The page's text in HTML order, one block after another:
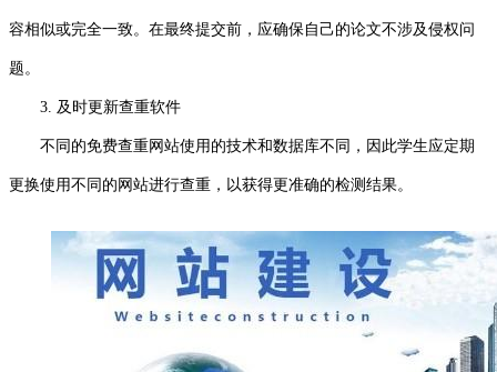
容相似或完全一致。在最终提交前，应确保自己的论文不涉及侵权问
题。
3. 及时更新查重软件
不同的免费查重网站使用的技术和数据库不同，因此学生应定期
更换使用不同的网站进行查重，以获得更准确的检测结果。